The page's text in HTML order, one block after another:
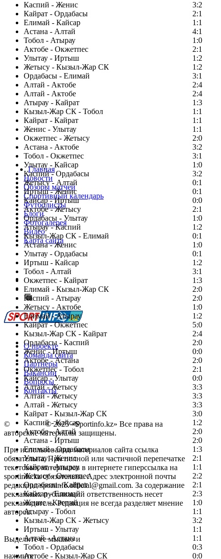
Каспий - Женис
3:2
Кайрат - Ордабасы
2:1
Елимай - Кайсар
1:1
Астана - Алтай
4:1
Тобол - Атырау
1:0
Актобе - Окжетпес
2:1
Улытау - Иртыш
1:2
Жетысу - Кызыл-Жар СК
1:2
Ордабасы - Елимай
3:1
Алтай - Актобе
2:4
Алтай - Актобе
2:4
Атырау - Кайрат
1:3
Кызыл-Жар СК - Тобол
1:1
Кайрат - Кайрат
1:1
Женис - Улытау
1:1
Окжетпес - Жетысу
2:0
Астана - Актобе
3:2
Тобол - Окжетпес
3:1
Улытау - Кайсар
1:0
Каспий - Ордабасы
3:2
Жетысу - Алтай
0:1
Иртыш - Женис
0:1
Кайсар - Иртыш
0:0
Актобе - Жетысу
2:1
Ордабасы - Улытау
1:0
Атырау - Каспий
1:2
Кызыл-Жар СК - Елимай
0:1
Астана - Женис
1:0
Улытау - Ордабасы
0:1
Иртыш - Кайсар
1:2
Тобол - Алтай
3:1
Окжетпес - Кайрат
1:3
Елимай - Кызыл-Жар СК
2:0
Каспий - Атырау
2:0
Жетысу - Актобе
1:0
Елимай - Атырау
1:2
Кайрат - Окжетпес
5:0
Кызыл-Жар СК - Кайрат
2:4
Ордабасы - Каспий
2:0
Женис - Иртыш
0:0
Актобе - Астана
2:0
Окжетпес - Тобол
2:1
Кайсар - Улытау
0:0
Алтай - Жетысу
3:3
Алтай - Жетысу
3:3
Алтай - Жетысу
3:3
Кайрат - Кызыл-Жар СК
3:0
Каспий - Кайсар
1:2
Актобе - Алтай
2:0
Астана - Иртыш
2:0
Елимай - Ордабасы
1:3
Улытау - Женис
2:1
Кайрат - Атырау
1:1
Жетысу - Окжетпес
2:2
Ордабасы - Кайрат
2:1
Кайсар - Елимай
2:3
Женис - Каспий
1:0
Атырау - Тобол
1:1
Кызыл-Жар СК - Жетысу
3:2
Иртыш - Улытау
1:1
Алтай - Астана
1:1
Тобол - Ордабасы
0:3
Актобе - Кызыл-Жар СК
0:0
Главная
Новости
Обзоры матчей
Спортивный календарь
Футболисты
Блоги
Фотогалерея
Видео
Карта сайта
Есть идея?
Сообщить о мероприятии
Перейти на старый сайт
О проекте
Команда сайта
Партнеры
Вакансии
Вопросы
Контакты
© Copyright© 2025 «Sportinfo.kz» Все права на
авторские материалы защищены.
При использовании материалов сайта ссылка
обязательна. При полной или частичной перепечатке
текстовых материалов в интернете гиперссылка на
sportinfo.kz обязательна. Адрес электронной почты
редакции: sportinfo.official@gmail.com. За содержание
рекламных публикаций ответственность несет
рекламодатель. Редакция не всегда разделяет мнение
авторов.
Заметили ошибку в тексте?
Выделите ее мышью и
нажмите